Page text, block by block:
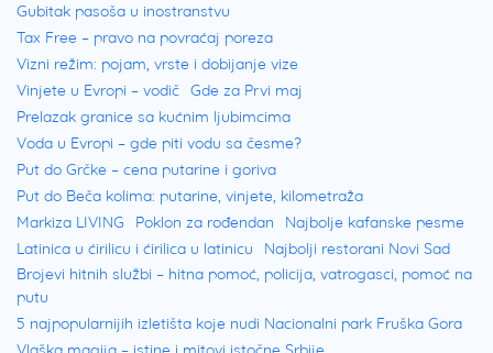
Gubitak pasoša u inostranstvu
Tax Free – pravo na povraćaj poreza
Vizni režim: pojam, vrste i dobijanje vize
Vinjete u Evropi – vodič Gde za Prvi maj
Prelazak granice sa kućnim ljubimcima
Voda u Evropi – gde piti vodu sa česme?
Put do Grčke – cena putarine i goriva
Put do Beča kolima: putarine, vinjete, kilometraža
Markiza LIVING
Poklon za rođendan
Najbolje kafanske pesme
Latinica u ćirilicu i ćirilica u latinicu
Najbolji restorani Novi Sad
Brojevi hitnih službi – hitna pomoć, policija, vatrogasci, pomoć na
putu
5 najpopularnijih izletišta koje nudi Nacionalni park Fruška Gora